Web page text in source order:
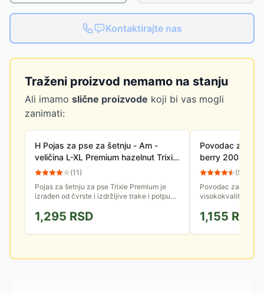
Kontaktirajte nas
Traženi proizvod nemamo na stanju
Ali imamo slične proizvode koji bi vas mogli
zanimati:
H Pojas za pse za šetnju - Am -
veličina L-XL Premium hazelnut Trixie
203526 (11)
Pojas za šetnju za pse Trixie Premium je
izrađen od čvrste i izdržljive trake i potpuno
Ima H oblik, 2...
1,295 RSD
Povodac za
berry 20028
(59
Povodac za psa iz
visokokvalitetne,
širine 20mm i
1,155 RSD